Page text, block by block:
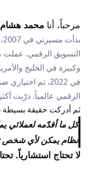
مرحباً، أنا محمد هشام
وكبيرة في الخليج
الرقمي عالمياً. درّبت أكثر من 10,000 شخص
ثم أدركت حقيقة
كل ما أقدّمه لعملائي
نظام يمكن لأي شخص
لا تحتاج استشارياً.